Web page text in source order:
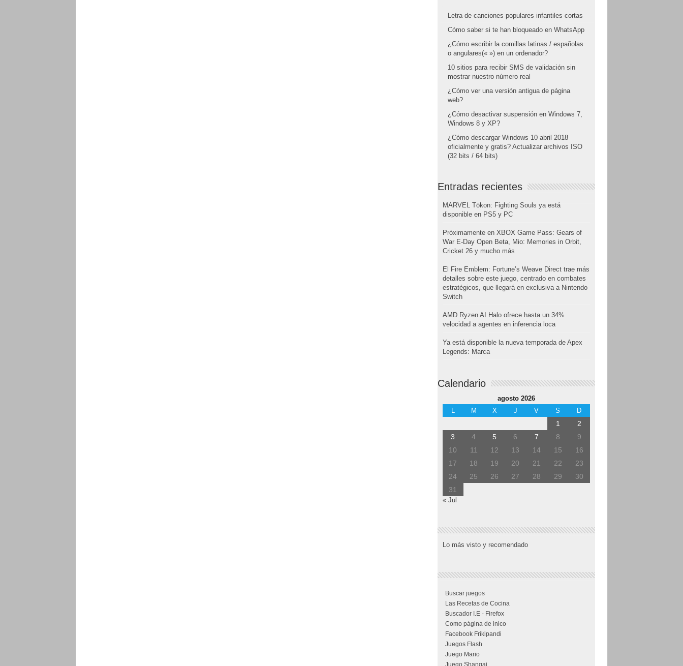
Letra de canciones populares infantiles cortas
Cómo saber si te han bloqueado en WhatsApp
¿Cómo escribir la comillas latinas / españolas
o angulares(« ») en un ordenador?
10 sitios para recibir SMS de validación sin
mostrar nuestro número real
¿Cómo ver una versión antigua de página
web?
¿Cómo desactivar suspensión en Windows 7,
Windows 8 y XP?
¿Cómo descargar Windows 10 abril 2018
oficialmente y gratis? Actualizar archivos ISO
(32 bits / 64 bits)
Entradas recientes
MARVEL Tōkon: Fighting Souls ya está
disponible en PS5 y PC
Próximamente en XBOX Game Pass: Gears of
War E-Day Open Beta, Mio: Memories in Orbit,
Cricket 26 y mucho más
El Fire Emblem: Fortune’s Weave Direct trae más
detalles sobre este juego, centrado en combates
estratégicos, que llegará en exclusiva a Nintendo
Switch
AMD Ryzen AI Halo ofrece hasta un 34%
velocidad a agentes en inferencia loca
Ya está disponible la nueva temporada de Apex
Legends: Marca
Calendario
agosto 2026
L
M X J V S D
1
2
3
4 5 6 7 8
9
10
11 12 13 14 15
16
17
18 19 20 21 22
23
24
25 26 27 28 29
30
31
« Jul
Lo más visto y recomendado
Buscar juegos
Las Recetas de Cocina
Buscador I.E - Firefox
Como página de inico
Facebook Frikipandi
Juegos Flash
Juego Mario
Juego Shangai